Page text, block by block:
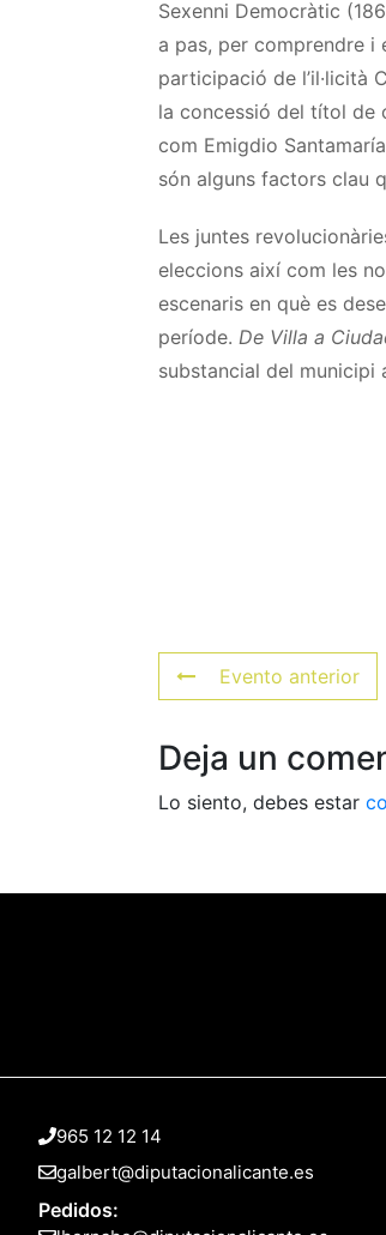
Sexenni Democràtic
a pas, per comprendre i
participació de l’il·licità
la concessió del títol de
com Emigdio
són alguns factors clau
Les juntes
eleccions així com les
escenaris en què es
període. De Villa a
substancial del municipi
Evento anterior
Deja un
Lo siento, debes estar
965 12 12 14
galbert@diputacionalicante.es
Pedidos: